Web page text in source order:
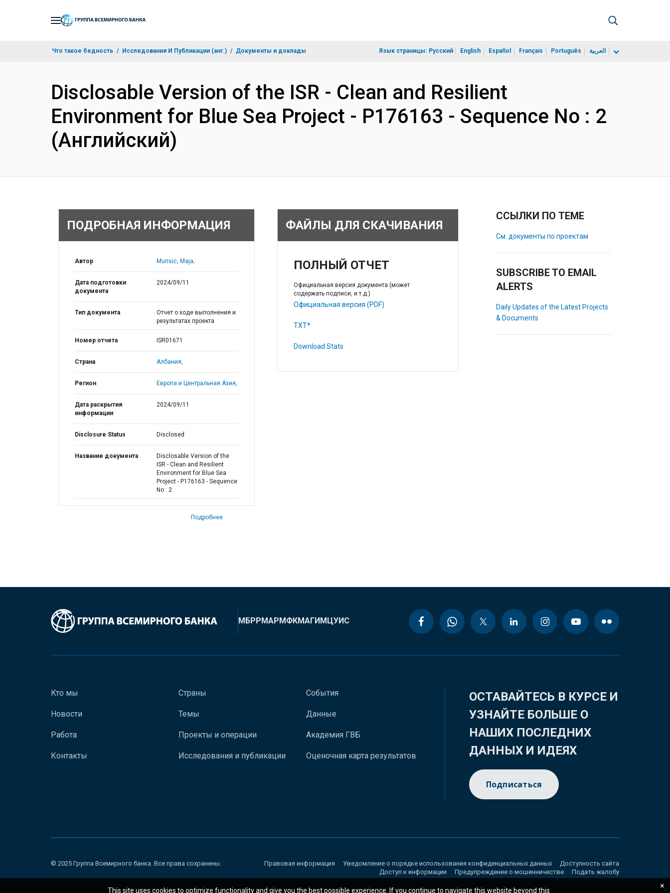
Что такое бедность Исследования И Публикации (анг.) Документы и доклады Язык страницы: Русский English Español Français Português العربية
Disclosable Version of the ISR - Clean and Resilient
Environment for Blue Sea Project - P176163 - Sequence No : 2
(Английский)
ПОДРОБНАЯ ИНФОРМАЦИЯ
Автор Murisic, Maja;
Дата подготовки
документа
2024/09/11
Тип документа
Отчет о ходе выполнения и
результатах проекта
Номер отчета ISR01671
Страна Албания,
Регион Европа и Центральная Азия,
Дата раскрытия
информации
2024/09/11
Disclosure Status Disclosed
Название документа
Disclosable Version of the
ISR - Clean and Resilient
Environment for Blue Sea
Project - P176163 - Sequence
No : 2
Подробнее
ФАЙЛЫ ДЛЯ СКАЧИВАНИЯ
ПОЛНЫЙ ОТЧЕТ
Официальная версия документа (может
содержать подписи, и т.д.)
Официальная версия (PDF)
TXT*
Download Stats
ССЫЛКИ ПО ТЕМЕ
См. документы по проектам
SUBSCRIBE TO EMAIL
ALERTS
Daily Updates of the Latest Projects
& Documents
МБРРМАРМФКМАГИМЦУИС
Кто мы
Новости
Работа
Контакты
Страны
Темы
Проекты и операции
Исследования и публикации
События
Данные
Академия ГВБ
Оценочная карта результатов
ОСТАВАЙТЕСЬ В КУРСЕ И
УЗНАЙТЕ БОЛЬШЕ О
НАШИХ ПОСЛЕДНИХ
ДАННЫХ И ИДЕЯХ
Подписаться
© 2025 Группа Всемирного банка. Все права сохранены. Правовая информация Уведомление о порядке использования конфиденциальных данных
Доступность сайта
Доступ к информации
Предупреждение о мошенничестве Подать жалобу
This site uses cookies to optimize functionality and give you the best possible experience. If you continue to navigate this website beyond this ×